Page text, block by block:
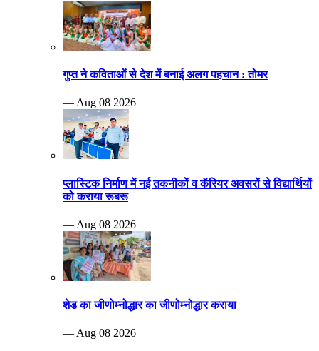
गुप्त ने कविताओं से देश में बनाई अलग पहचान : तोमर
— Aug 08 2026
प्लास्टिक निर्माण में नई तकनीकों व कॅरियर अवसरों से विद्यार्थियों
को कराया रूबरू
— Aug 08 2026
शेड का जीणोम्नोद्धार का जीणोम्नोद्धार कराया
— Aug 08 2026